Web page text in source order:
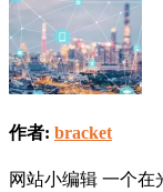
作者: bracket
网站小编辑 一个在